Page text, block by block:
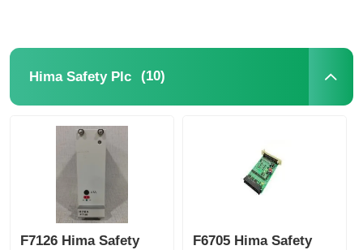
Hima Safety Plc (10)
F7126 Hima Safety
F6705 Hima Safety